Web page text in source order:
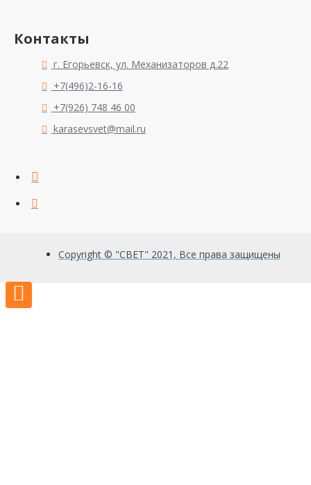
Контакты
г. Егорьевск, ул. Механизаторов д.22
+7(496)2-16-16
+7(926) 748 46 00
karasevsvet@mail.ru
Copyright © "СВЕТ" 2021, Все права защищены